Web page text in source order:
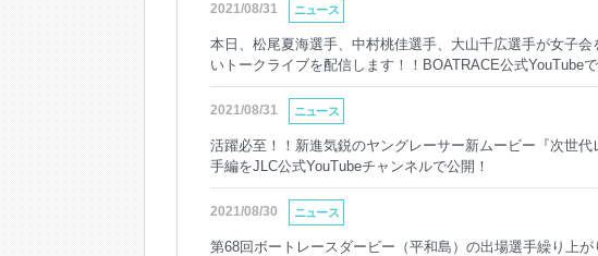
2021/08/31 ニュース
本日、松尾夏海選手、中村桃佳選手、大山千広選手が女子
いトークライブを配信します！！BOATRACE公式YouTube
2021/08/31 ニュース
活躍必至！！新進気鋭のヤングレーサー新ムービー『次世
手編をJLC公式YouTubeチャンネルで公開！
2021/08/30 ニュース
第68回ボートレースダービー（平和島）の出場選手繰り上が